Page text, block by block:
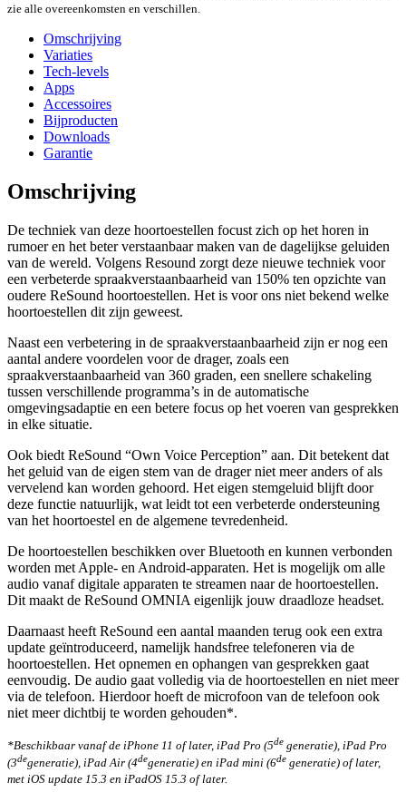
zie alle overeenkomsten en verschillen.
Omschrijving
Variaties
Tech-levels
Apps
Accessoires
Bijproducten
Downloads
Garantie
Omschrijving
De techniek van deze hoortoestellen focust zich op het horen in
rumoer en het beter verstaanbaar maken van de dagelijkse geluiden
van de wereld. Volgens Resound zorgt deze nieuwe techniek voor
een verbeterde spraakverstaanbaarheid van 150% ten opzichte van
oudere ReSound hoortoestellen. Het is voor ons niet bekend welke
hoortoestellen dit zijn geweest.
Naast een verbetering in de spraakverstaanbaarheid zijn er nog een
aantal andere voordelen voor de drager, zoals een
spraakverstaanbaarheid van 360 graden, een snellere schakeling
tussen verschillende programma’s in de automatische
omgevingsadaptie en een betere focus op het voeren van gesprekken
in elke situatie.
Ook biedt ReSound “Own Voice Perception” aan. Dit betekent dat
het geluid van de eigen stem van de drager niet meer anders of als
vervelend kan worden gehoord. Het eigen stemgeluid blijft door
deze functie natuurlijk, wat leidt tot een verbeterde ondersteuning
van het hoortoestel en de algemene tevredenheid.
De hoortoestellen beschikken over Bluetooth en kunnen verbonden
worden met Apple- en Android-apparaten. Het is mogelijk om alle
audio vanaf digitale apparaten te streamen naar de hoortoestellen.
Dit maakt de ReSound OMNIA eigenlijk jouw draadloze headset.
Daarnaast heeft ReSound een aantal maanden terug ook een extra
update geïntroduceerd, namelijk handsfree telefoneren via de
hoortoestellen. Het opnemen en ophangen van gesprekken gaat
eenvoudig. De audio gaat volledig via de hoortoestellen en niet meer
via de telefoon. Hierdoor hoeft de microfoon van de telefoon ook
niet meer dichtbij te worden gehouden*.
*Beschikbaar vanaf de iPhone 11 of later, iPad Pro (5de generatie), iPad Pro
(3degeneratie), iPad Air (4degeneratie) en iPad mini (6de generatie) of later,
met iOS update 15.3 en iPadOS 15.3 of later.